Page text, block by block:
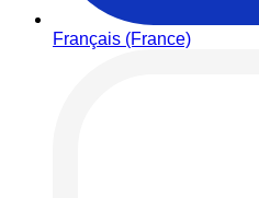
Français (France)